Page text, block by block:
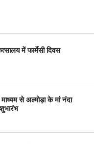
में फार्मेसी दिवस
से अल्मोड़ा के मां नंदा